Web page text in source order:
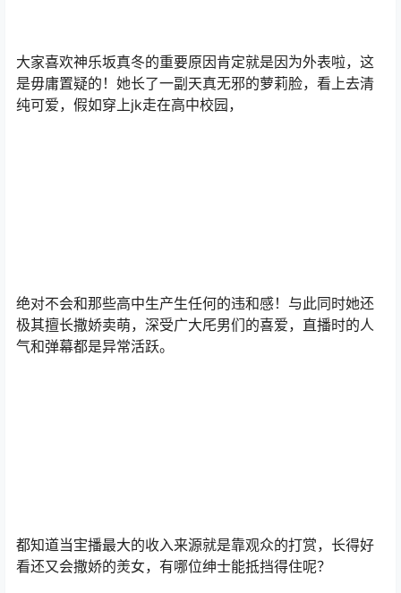
大家喜欢神乐坂真冬的重要原因肯定就是因为外表啦，这
是毋庸置疑的！她长了一副天真无邪的萝莉脸，看上去清
纯可爱，假如穿上jk走在高中校园，
绝对不会和那些高中生产生任何的违和感！与此同时她还
极其擅长撒娇卖萌，深受广大厇男们的喜爱，直播时的人
气和弹幕都是异常活跃。
都知道当宔播最大的收入来源就是靠观众的打赏，长得好
看还又会撒娇的羙女，有哪位绅士能抵挡得住呢？